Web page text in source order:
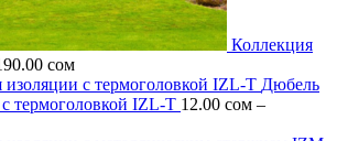
Коллекция
сом
Дюбель
термоголовкой IZL-T 12.00 сом –